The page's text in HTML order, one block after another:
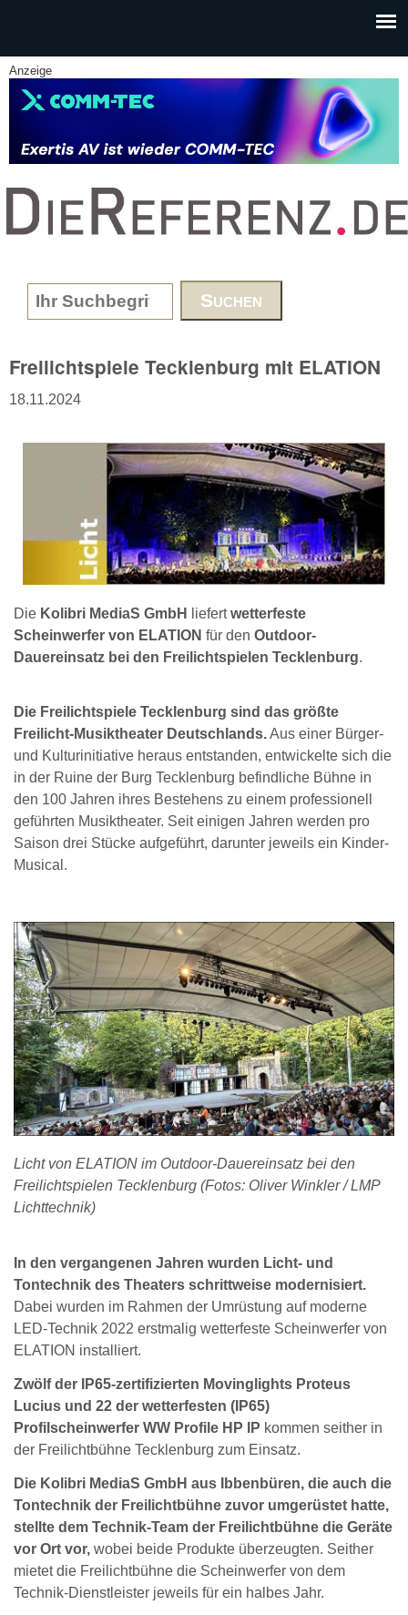
Anzeige
www.DieReferenz.de
Search form
Freilichtspiele Tecklenburg mit ELATION
18.11.2024
Die Kolibri MediaS GmbH liefertwetterfeste
Scheinwerfer von ELATION für den Outdoor-
Dauereinsatz bei den Freilichtspielen Tecklenburg.
Die Freilichtspiele Tecklenburg sind das größte
Freilicht-Musiktheater Deutschlands.Aus einer Bürger-
und Kulturinitiative heraus entstanden, entwickelte sich die
in der Ruine der Burg Tecklenburg befindliche Bühne in
den 100 Jahren ihres Bestehens zu einem professionell
geführten Musiktheater. Seit einigen Jahren werden pro
Saison drei Stücke aufgeführt, darunter jeweils ein Kinder-
Musical.
Licht von ELATION im Outdoor-Dauereinsatz bei den
Freilichtspielen Tecklenburg (Fotos: Oliver Winkler / LMP
Lichttechnik)
In den vergangenen Jahren wurden Licht- und
Tontechnik des Theaters schrittweise modernisiert.
Dabei wurden im Rahmen der Umrüstung auf moderne
LED-Technik 2022 erstmalig wetterfeste Scheinwerfer von
ELATION installiert.
Zwölf der IP65-zertifizierten Movinglights Proteus
Lucius und 22 der wetterfesten (IP65)
Profilscheinwerfer WW Profile HP IP kommen seither in
der Freilichtbühne Tecklenburg zum Einsatz.
Die Kolibri MediaS GmbH aus Ibbenbüren, die auch die
Tontechnik der Freilichtbühne zuvor umgerüstet hatte,
stellte dem Technik-Team der Freilichtbühne die Geräte
vor Ort vor, wobei beide Produkte überzeugten. Seither
mietet die Freilichtbühne die Scheinwerfer von dem
Technik-Dienstleister jeweils für ein halbes Jahr.